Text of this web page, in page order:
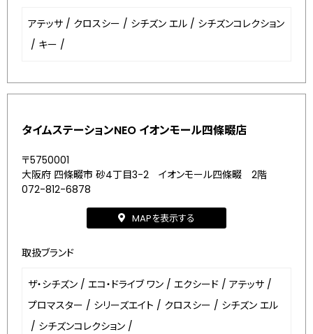
アテッサ / クロスシー / シチズン エル / シチズンコレクション
/ キー /
タイムステーションNEO イオンモール四條畷店
〒5750001
大阪府 四條畷市 砂4丁目3-2 イオンモール四條畷 2階
072-812-6878
MAPを表示する
取扱ブランド
ザ・シチズン / エコ・ドライブ ワン / エクシード / アテッサ /
プロマスター / シリーズエイト / クロスシー / シチズン エル
/ シチズンコレクション /